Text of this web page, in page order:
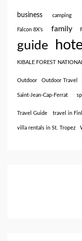
business camping
Falcon 8X’s family
guide
KIBALE FOREST
Outdoor Outdoor Travel
Saint-Jean-Cap-Ferrat
Travel Guide travel in
villa rentals in St. Tropez